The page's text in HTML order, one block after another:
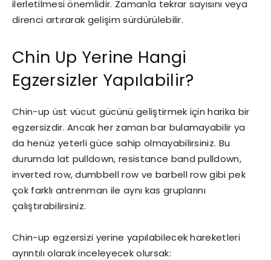
ilerletilmesi önemlidir. Zamanla tekrar sayısını veya
direnci artırarak gelişim sürdürülebilir.
Chin Up Yerine Hangi
Egzersizler Yapılabilir?
Chin-up üst vücut gücünü geliştirmek için harika bir
egzersizdir. Ancak her zaman bar bulamayabilir ya
da henüz yeterli güce sahip olmayabilirsiniz. Bu
durumda lat pulldown, resistance band pulldown,
inverted row, dumbbell row ve barbell row gibi pek
çok farklı antrenman ile aynı kas gruplarını
çalıştırabilirsiniz.
Chin-up egzersizi yerine yapılabilecek hareketleri
ayrıntılı olarak inceleyecek olursak: